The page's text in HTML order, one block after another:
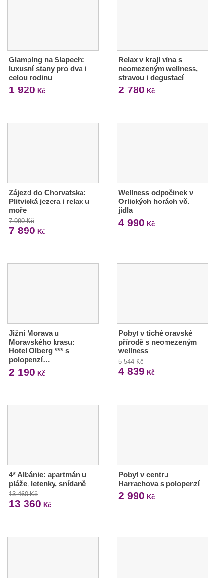
Glamping na Slapech:
luxusní stany pro dva i
celou rodinu
1 920 Kč
Relax v kraji vína s
neomezeným wellness,
stravou i degustací
2 780 Kč
Zájezd do Chorvatska:
Plitvická jezera i relax u
moře
7 990 Kč
7 890 Kč
Wellness odpočinek v
Orlických horách vč.
jídla
4 990 Kč
Jižní Morava u
Moravského krasu:
Hotel Olberg *** s
polopenzí…
2 190 Kč
Pobyt v tiché oravské
přírodě s neomezeným
wellness
5 544 Kč
4 839 Kč
4* Albánie: apartmán u
pláže, letenky, snídaně
13 460 Kč
13 360 Kč
Pobyt v centru
Harrachova s polopenzí
2 990 Kč